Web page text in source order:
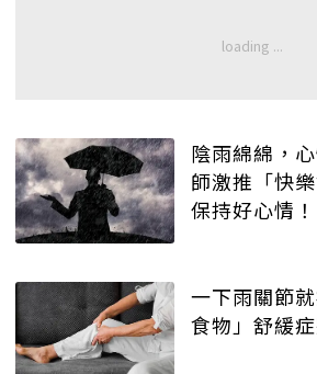
陰雨綿綿，
師激推「快
保持好心情！
一下雨關節
食物」舒緩